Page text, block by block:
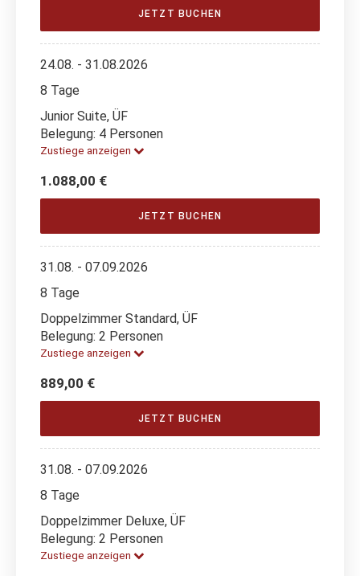
JETZT BUCHEN
24.08. - 31.08.2026
8 Tage
Junior Suite, ÜF
Belegung: 4 Personen
Zustiege anzeigen
1.088,00 €
JETZT BUCHEN
31.08. - 07.09.2026
8 Tage
Doppelzimmer Standard, ÜF
Belegung: 2 Personen
Zustiege anzeigen
889,00 €
JETZT BUCHEN
31.08. - 07.09.2026
8 Tage
Doppelzimmer Deluxe, ÜF
Belegung: 2 Personen
Zustiege anzeigen